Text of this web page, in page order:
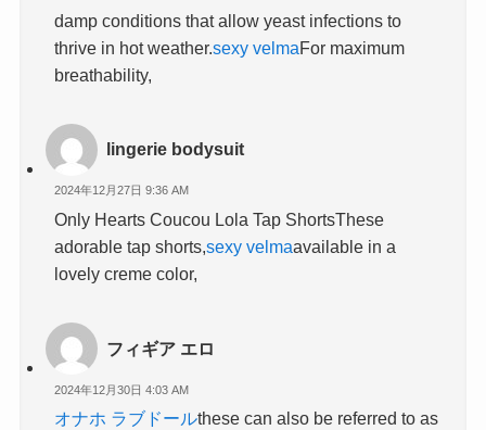
damp conditions that allow yeast infections to
thrive in hot weather.sexy velmaFor maximum
breathability,
lingerie bodysuit​
2024年12月27日 9:36 AM
Only Hearts Coucou Lola Tap ShortsThese
adorable tap shorts,sexy velmaavailable in a
lovely creme color,
フィギア エロ
2024年12月30日 4:03 AM
オナホ ラブドールthese can also be referred to as